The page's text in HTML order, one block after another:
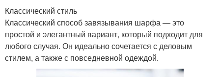
Классический стиль
Классический способ завязывания шарфа — это
простой и элегантный вариант, который подходит для
любого случая. Он идеально сочетается с деловым
стилем, а также с повседневной одеждой.